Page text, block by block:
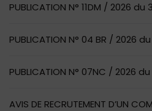
PUBLICATION N° 11DM / 2026 du
PUBLICATION N° 04 BR / 2026
PUBLICATION N° 07NC / 2026
AVIS DE RECRUTEMENT D’UN